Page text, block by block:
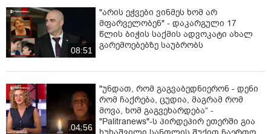
როგორც იცით, დამტვრეულია პრეზიდენტის
ადმინისტრაციის ეზოს ღობე, ხოლო მოპირდაპირე
მხარეს განთავსებული ბოძკინტები დაზიანებული,
დაღუნულია ბოლარდები, რომლებიც საფეხმავლო
გამწვანებული თარგები და დეკორატიული
ელემენტები, რომლებიც რეაბილიტირებულ ქუჩაზე და
კაფეების მიმდებარედ იყო, დიდწილად
დაზიანებულია. აქედან ნაწილი აღდგენას
08:51
"არის ეჭვები ვინმეს ხომ არ
მფარველობენ" - დაკარგული 17
წლის ბიჭის საქმის ადვოკატი ახალ
გარემოებებზე საუბრობს
04:56
"უნდათ, რომ გაგვაბედნიერონ - დენი
რომ ჩაქრება, ცუდია, მაგრამ რომ
მოვა, ხომ გაგვეხარდება“ -
"Palitranews"-ს პირდეპირ ეთერში გია